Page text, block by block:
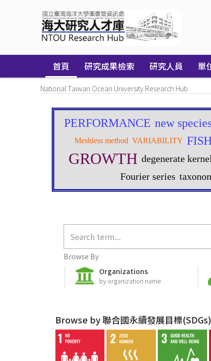
首頁 研究成果檢索 研究人員 單
National Taiwan Ocean University Research Hub
Browse By
Organizations
by organization name
Browse by 聯合國永續發展目標(SDGs)